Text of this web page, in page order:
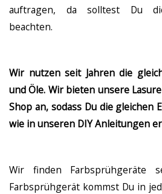
auftragen, da solltest Du
beachten.
Wir nutzen seit Jahren die
und Öle. Wir bieten unsere
Shop an, sodass Du die gleichen
wie in unseren DIY Anleitungen
Wir finden Farbsprühgeräte
Farbsprühgerät kommst Du in